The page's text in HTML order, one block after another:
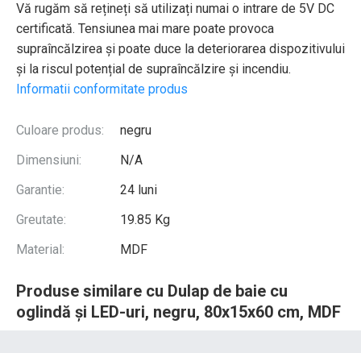
Vă rugăm să rețineți să utilizați numai o intrare de 5V DC
certificată. Tensiunea mai mare poate provoca
supraîncălzirea și poate duce la deteriorarea dispozitivului
și la riscul potențial de supraîncălzire și incendiu.
Informatii conformitate produs
Culoare produs:
negru
Dimensiuni:
N/A
Garantie:
24 luni
Greutate:
19.85 Kg
Material:
MDF
Produse similare cu Dulap de baie cu
oglindă și LED-uri, negru, 80x15x60 cm, MDF